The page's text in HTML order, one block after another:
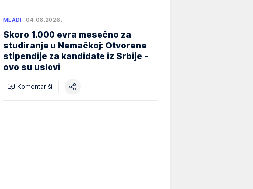
MLADI 04.08.2026.
Skoro 1.000 evra mesečno za
studiranje u Nemačkoj: Otvorene
stipendije za kandidate iz Srbije -
ovo su uslovi
Komentariši